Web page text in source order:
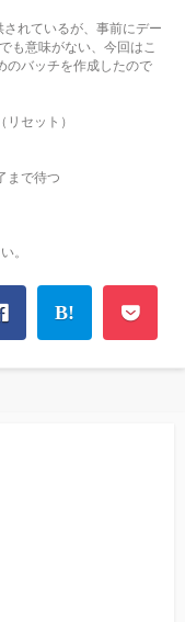
されているが、事前にデー
も意味がない、今回はこ
のバッチを作成したので
セット）
まで待つ
。